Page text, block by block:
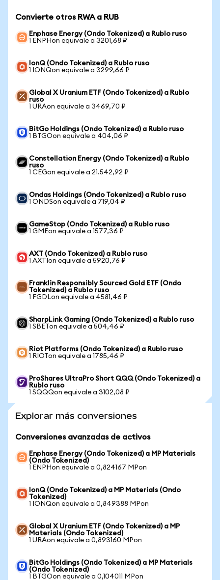
Convierte otros RWA a RUB
Enphase Energy (Ondo Tokenized) a Rublo ruso
1 ENPHon equivale a 3201,68 ₽
IonQ (Ondo Tokenized) a Rublo ruso
1 IONQon equivale a 3299,66 ₽
Global X Uranium ETF (Ondo Tokenized) a Rublo
ruso
1 URAon equivale a 3469,70 ₽
BitGo Holdings (Ondo Tokenized) a Rublo ruso
1 BTGOon equivale a 404,06 ₽
Constellation Energy (Ondo Tokenized) a Rublo
ruso
1 CEGon equivale a 21.542,92 ₽
Ondas Holdings (Ondo Tokenized) a Rublo ruso
1 ONDSon equivale a 719,04 ₽
GameStop (Ondo Tokenized) a Rublo ruso
1 GMEon equivale a 1577,36 ₽
AXT (Ondo Tokenized) a Rublo ruso
1 AXTIon equivale a 5920,76 ₽
Franklin Responsibly Sourced Gold ETF (Ondo
Tokenized) a Rublo ruso
1 FGDLon equivale a 4581,46 ₽
SharpLink Gaming (Ondo Tokenized) a Rublo ruso
1 SBETon equivale a 504,46 ₽
Riot Platforms (Ondo Tokenized) a Rublo ruso
1 RIOTon equivale a 1785,46 ₽
ProShares UltraPro Short QQQ (Ondo Tokenized) a
Rublo ruso
1 SQQQon equivale a 3102,08 ₽
Explorar más conversiones
Conversiones avanzadas de activos
Enphase Energy (Ondo Tokenized) a MP Materials
(Ondo Tokenized)
1 ENPHon equivale a 0,824167 MPon
IonQ (Ondo Tokenized) a MP Materials (Ondo
Tokenized)
1 IONQon equivale a 0,849388 MPon
Global X Uranium ETF (Ondo Tokenized) a MP
Materials (Ondo Tokenized)
1 URAon equivale a 0,893160 MPon
BitGo Holdings (Ondo Tokenized) a MP Materials
(Ondo Tokenized)
1 BTGOon equivale a 0,104011 MPon